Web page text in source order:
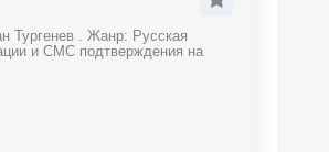
Тургенев . Жанр: Русская
и СМС подтверждения на